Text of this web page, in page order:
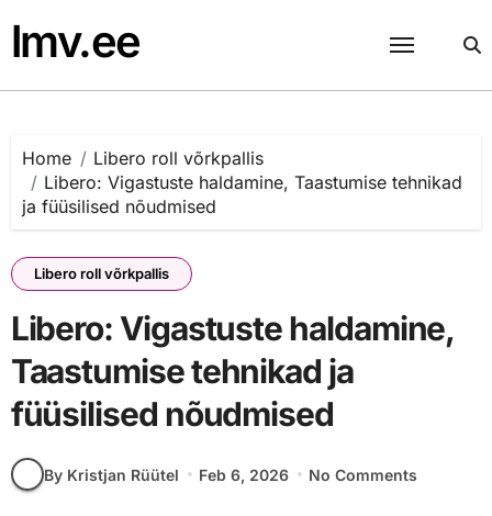
content
lmv.ee
Home
Libero roll võrkpallis
Libero: Vigastuste haldamine, Taastumise tehnikad
ja füüsilised nõudmised
Libero roll võrkpallis
Libero: Vigastuste haldamine,
Taastumise tehnikad ja
füüsilised nõudmised
By Kristjan Rüütel Feb 6, 2026 No Comments